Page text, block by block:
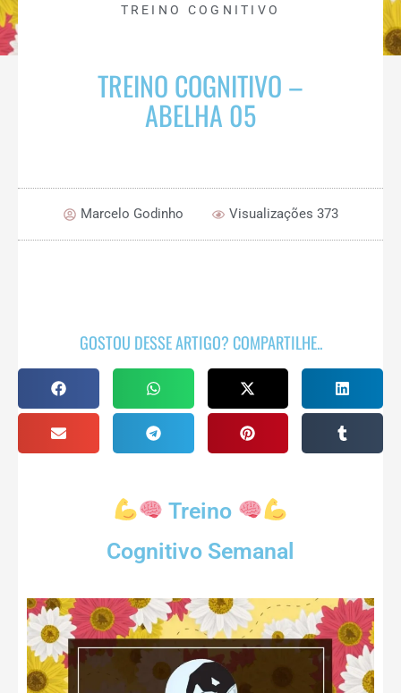
TREINO COGNITIVO
TREINO COGNITIVO –
ABELHA 05
Marcelo Godinho Visualizações 373
GOSTOU DESSE ARTIGO? COMPARTILHE..
Treino
Cognitivo Semanal